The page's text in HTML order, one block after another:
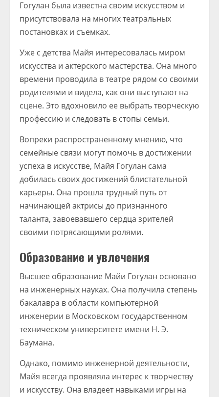
Гогулан была известна своим искусством и
присутствовала на многих театральных
постановках и съемках.
Уже с детства Майя интересовалась миром
искусства и актерского мастерства. Она много
времени проводила в театре рядом со своими
родителями и видела, как они выступают на
сцене. Это вдохновило ее выбрать творческую
профессию и следовать в стопы семьи.
Вопреки распространенному мнению, что
семейные связи могут помочь в достижении
успеха в искусстве, Майя Гогулан сама
добилась своих достижений блистательной
карьеры. Она прошла трудный путь от
начинающей актрисы до признанного
таланта, завоевавшего сердца зрителей
своими потрясающими ролями.
Образование и увлечения
Высшее образование Майи Гогулан основано
на инженерных науках. Она получила степень
бакалавра в области компьютерной
инженерии в Московском государственном
техническом университете имени Н. Э.
Баумана.
Однако, помимо инженерной деятельности,
Майя всегда проявляла интерес к творчеству
и искусству. Она владеет навыками игры на